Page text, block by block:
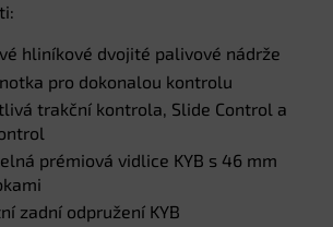
hliníkové dvojité palivové nádrže
pro dokonalou kontrolu
trakční kontrola, Slide Control a
prémiová vidlice KYB s 46 mm
zadní odpružení KYB